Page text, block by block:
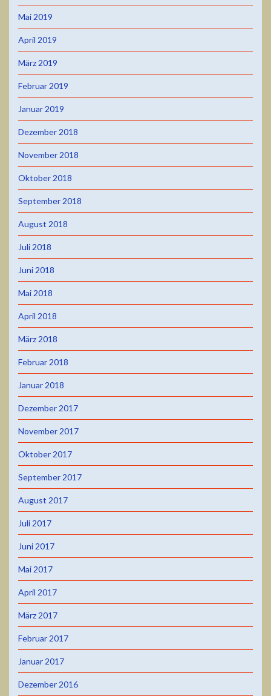
Mai 2019
April 2019
März 2019
Februar 2019
Januar 2019
Dezember 2018
November 2018
Oktober 2018
September 2018
August 2018
Juli 2018
Juni 2018
Mai 2018
April 2018
März 2018
Februar 2018
Januar 2018
Dezember 2017
November 2017
Oktober 2017
September 2017
August 2017
Juli 2017
Juni 2017
Mai 2017
April 2017
März 2017
Februar 2017
Januar 2017
Dezember 2016